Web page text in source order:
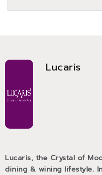
Lucaris
Lucaris, the Crystal of
dining & wining lifestyle.